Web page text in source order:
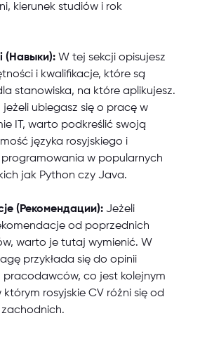
kierunek studiów i rok
(Навыки): W tej sekcji opisujesz
i kwalifikacje, które są
stanowiska, na które aplikujesz.
jeżeli ubiegasz się o pracę w
IT, warto podkreślić swoją
języka rosyjskiego i
w popularnych
jak Python czy Java.
(Рекомендации): Jeżeli
od poprzednich
warto je tutaj wymienić. W
przykłada się do opinii
pracodawców, co jest kolejnym
rosyjskie CV różni się od